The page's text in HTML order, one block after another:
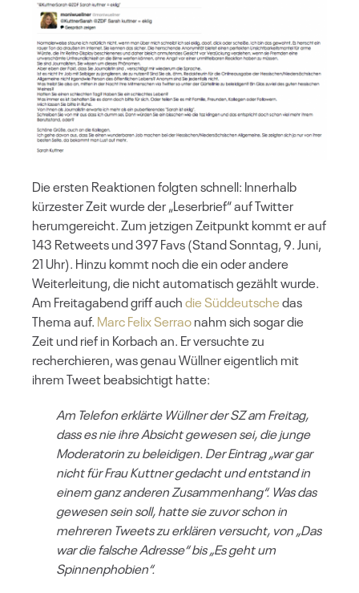
Die ersten Reaktionen folgten schnell: Innerhalb
kürzester Zeit wurde der „Leserbrief“ auf Twitter
herumgereicht. Zum jetzigen Zeitpunkt kommt er auf
143 Retweets und 397 Favs (Stand Sonntag, 9. Juni,
21 Uhr). Hinzu kommt noch die ein oder andere
Weiterleitung, die nicht automatisch gezählt wurde.
Am Freitagabend griff auchdie Süddeutschedas
Thema auf. Marc Felix Serraonahm sich sogar die
Zeit und rief in Korbach an. Er versuchte zu
recherchieren, was genau Wüllner eigentlich mit
ihrem Tweet beabsichtigt hatte:
Am Telefon erklärte Wüllner der SZ am Freitag,
dass es nie ihre Absicht gewesen sei, die junge
Moderatorin zu beleidigen. Der Eintrag „war gar
nicht für Frau Kuttner gedacht und entstand in
einem ganz anderen Zusammenhang“. Was das
gewesen sein soll, hatte sie zuvor schon in
mehreren Tweets zu erklären versucht, von „Das
war die falsche Adresse“ bis „Es geht um
Spinnenphobien“.